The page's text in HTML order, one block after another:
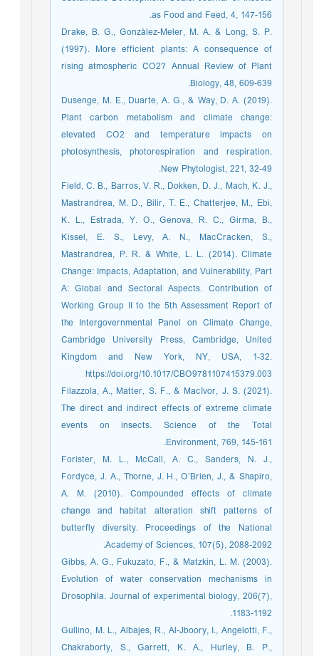
as Food and Feed, 4, 147-156.
Drake, B. G., Gonzàlez-Meler, M. A. & Long, S. P.
(1997). More efficient plants: A consequence of
rising atmospheric CO2? Annual Review of Plant
Biology, 48, 609-639.
Dusenge, M. E., Duarte, A. G., & Way, D. A. (2019).
Plant carbon metabolism and climate change:
elevated CO2 and temperature impacts on
photosynthesis, photorespiration and respiration.
New Phytologist, 221, 32-49.
Field, C. B., Barros, V. R., Dokken, D. J., Mach, K. J.,
Mastrandrea, M. D., Bilir, T. E., Chatterjee, M., Ebi,
K. L., Estrada, Y. O., Genova, R. C., Girma, B.,
Kissel, E. S., Levy, A. N., MacCracken, S.,
Mastrandrea, P. R. & White, L. L. (2014). Climate
Change: Impacts, Adaptation, and Vulnerability, Part
A: Global and Sectoral Aspects. Contribution of
Working Group II to the 5th Assessment Report of
the Intergovernmental Panel on Climate Change,
Cambridge University Press, Cambridge, United
Kingdom and New York, NY, USA, 1-32.
https://doi.org/10.1017/CBO9781107415379.003
Filazzola, A., Matter, S. F., & MacIvor, J. S. (2021).
The direct and indirect effects of extreme climate
events on insects. Science of the Total
Environment, 769, 145-161.‏
Forister, M. L., McCall, A. C., Sanders, N. J.,
Fordyce, J. A., Thorne, J. H., O’Brien, J., & Shapiro,
A. M. (2010). Compounded effects of climate
change and habitat alteration shift patterns of
butterfly diversity. Proceedings of the National
Academy of Sciences, 107(5), 2088-2092.‏
Gibbs, A. G., Fukuzato, F., & Matzkin, L. M. (2003).
Evolution of water conservation mechanisms in
Drosophila. Journal of experimental biology, 206(7),
1183-1192.‏
Gullino, M. L., Albajes, R., Al-Jboory, I., Angelotti, F.,
Chakraborty, S., Garrett, K. A., Hurley, B. P.,